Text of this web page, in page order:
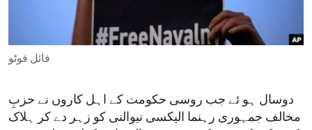
ENVIRONMENT AND HEALTH
IDEALS AND INSTITUTIONS
فائل فوٹو
دوسال ہو ئے جب روسی حکومت کے اہل کاروں نے حزبِ
مخالف جمہوری رہنما الیکسی نیوالنی کو زہر دے کر ہلاک